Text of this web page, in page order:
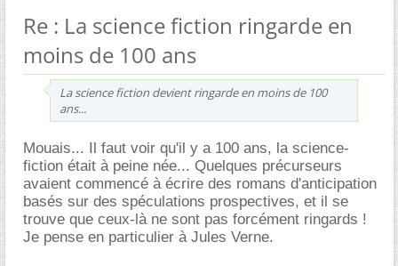
Re : La science fiction ringarde en
moins de 100 ans
La science fiction devient ringarde en moins de 100
ans...
Mouais... Il faut voir qu'il y a 100 ans, la science-
fiction était à peine née... Quelques précurseurs
avaient commencé à écrire des romans d'anticipation
basés sur des spéculations prospectives, et il se
trouve que ceux-là ne sont pas forcément ringards !
Je pense en particulier à Jules Verne.